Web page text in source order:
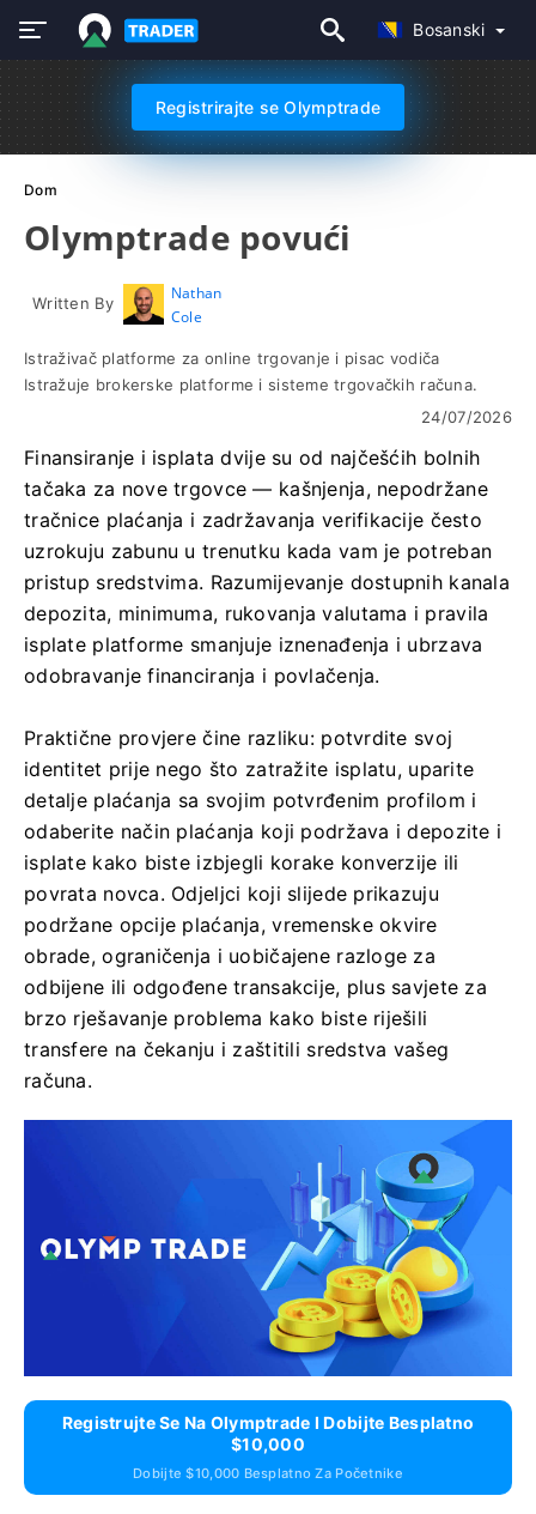
Bosanski
Registrirajte se Olymptrade
Dom
Olymptrade povući
Written By
Nathan
Cole
Istraživač platforme za online trgovanje i pisac vodiča
Istražuje brokerske platforme i sisteme trgovačkih računa.
24/07/2026
Finansiranje i isplata dvije su od najčešćih bolnih
tačaka za nove trgovce — kašnjenja, nepodržane
tračnice plaćanja i zadržavanja verifikacije često
uzrokuju zabunu u trenutku kada vam je potreban
pristup sredstvima. Razumijevanje dostupnih kanala
depozita, minimuma, rukovanja valutama i pravila
isplate platforme smanjuje iznenađenja i ubrzava
odobravanje financiranja i povlačenja.
Praktične provjere čine razliku: potvrdite svoj
identitet prije nego što zatražite isplatu, uparite
detalje plaćanja sa svojim potvrđenim profilom i
odaberite način plaćanja koji podržava i depozite i
isplate kako biste izbjegli korake konverzije ili
povrata novca. Odjeljci koji slijede prikazuju
podržane opcije plaćanja, vremenske okvire
obrade, ograničenja i uobičajene razloge za
odbijene ili odgođene transakcije, plus savjete za
brzo rješavanje problema kako biste riješili
transfere na čekanju i zaštitili sredstva vašeg
računa.
Registrujte Se Na Olymptrade I Dobijte Besplatno
$10,000
Dobijte $10,000 Besplatno Za Početnike